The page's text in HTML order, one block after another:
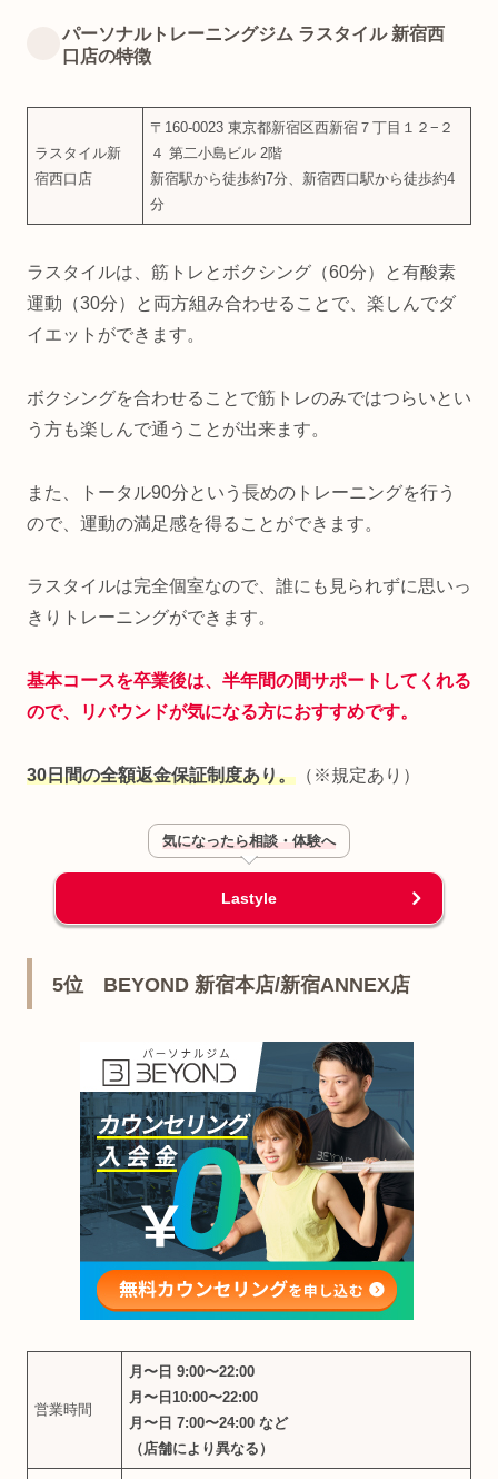
パーソナルトレーニングジム ラスタイル 新宿西
口店の特徴
ラスタイル新
宿西口店
〒160-0023 東京都新宿区西新宿７丁目１２−２
４ 第二小島ビル 2階
新宿駅から徒歩約7分、新宿西口駅から徒歩約4
分
ラスタイルは、筋トレとボクシング（60分）と有酸素
運動（30分）と両方組み合わせることで、楽しんでダ
イエットができます。
ボクシングを合わせることで筋トレのみではつらいとい
う方も楽しんで通うことが出来ます。
また、トータル90分という長めのトレーニングを行う
ので、運動の満足感を得ることができます。
ラスタイルは完全個室なので、誰にも見られずに思いっ
きりトレーニングができます。
基本コースを卒業後は、半年間の間サポートしてくれる
ので、リバウンドが気になる方におすすめです。
30日間の全額返金保証制度あり。 （※規定あり）
気になったら相談・体験へ
Lastyle
5位 BEYOND 新宿本店/新宿ANNEX店
営業時間
月〜日 9:00〜22:00
月〜日10:00〜22:00
月〜日 7:00〜24:00 など
（店舗により異なる）